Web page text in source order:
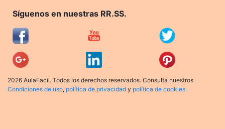
Síguenos en nuestras RR.SS.
2026 AulaFacil. Todos los derechos reservados. Consulta nuestros
Condiciones de uso, política de privacidad y política de cookies.